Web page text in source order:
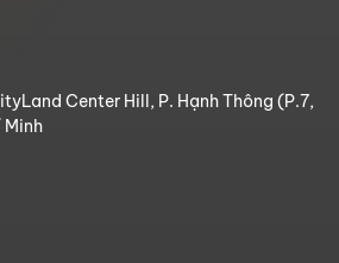
Center Hill, P. Hạnh Thông (P.7,
Minh